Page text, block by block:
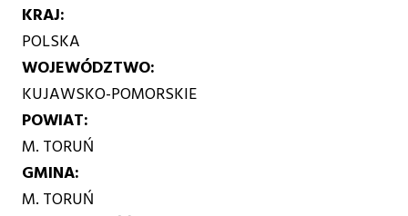
KRAJ
POLSKA
WOJEWÓDZTWO
KUJAWSKO-POMORSKIE
POWIAT
M. TORUŃ
GMINA
M. TORUŃ